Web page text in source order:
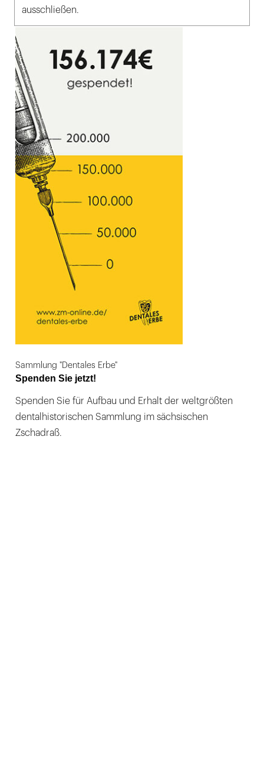
ausschließen.
Sammlung "Dentales Erbe"
Spenden Sie jetzt!
Spenden Sie für Aufbau und Erhalt der weltgrößten
dentalhistorischen Sammlung im sächsischen
Zschadraß.